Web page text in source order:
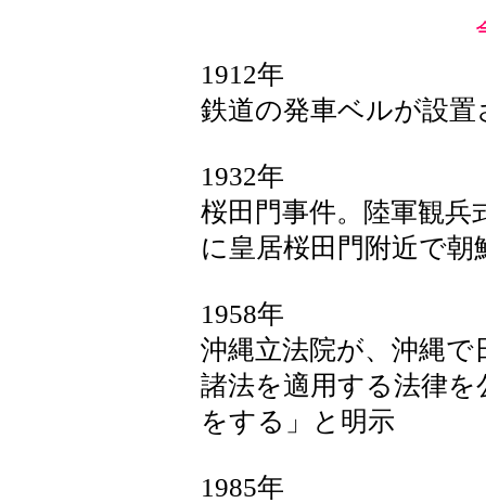
1912年
鉄道の発車ベルが設置
1932年
桜田門事件。陸軍観兵
に皇居桜田門附近で
1958年
沖縄立法院が、沖縄で
諸法を適用する法律
をする」と明示
1985年